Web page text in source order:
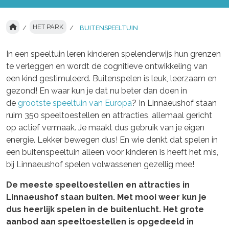
HET PARK BUITENSPEELTUIN
In een speeltuin leren kinderen spelenderwijs hun grenzen
te verleggen en wordt de cognitieve ontwikkeling van
een kind gestimuleerd. Buitenspelen is leuk, leerzaam en
gezond! En waar kun je dat nu beter dan doen in
de grootste speeltuin van Europa? In Linnaeushof staan
ruim 350 speeltoestellen en attracties, allemaal gericht
op actief vermaak. Je maakt dus gebruik van je eigen
energie. Lekker bewegen dus! En wie denkt dat spelen in
een buitenspeeltuin alleen voor kinderen is heeft het mis,
bij Linnaeushof spelen volwassenen gezellig mee!
De meeste speeltoestellen en attracties in
Linnaeushof staan buiten. Met mooi weer kun je
dus heerlijk spelen in de buitenlucht. Het grote
aanbod aan speeltoestellen is opgedeeld in